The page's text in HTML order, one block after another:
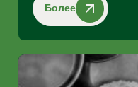
Более